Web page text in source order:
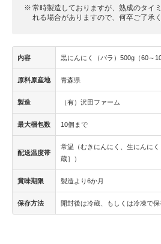
常時製造しておりますが、熟成のタイ
れる場合がありますので、何卒ご了承く
内容 黒にんにく（バラ）500g（60～
原料原産地 青森県
製造 （有）沢田ファーム
最大梱包数 10個まで
配送温度帯
常温（むきにんにく、生にんに
蔵］）
賞味期限 製造より6か月
保存方法 開封後は冷蔵、もしくは冷凍で